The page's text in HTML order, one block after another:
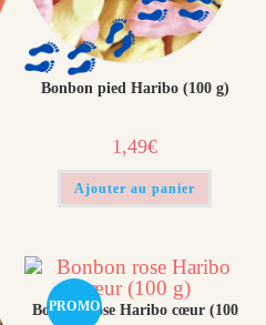
Bonbon pied Haribo (100 g)
1,49€
Ajouter au panier
PROMO
Bonbon rose Haribo cœur (100